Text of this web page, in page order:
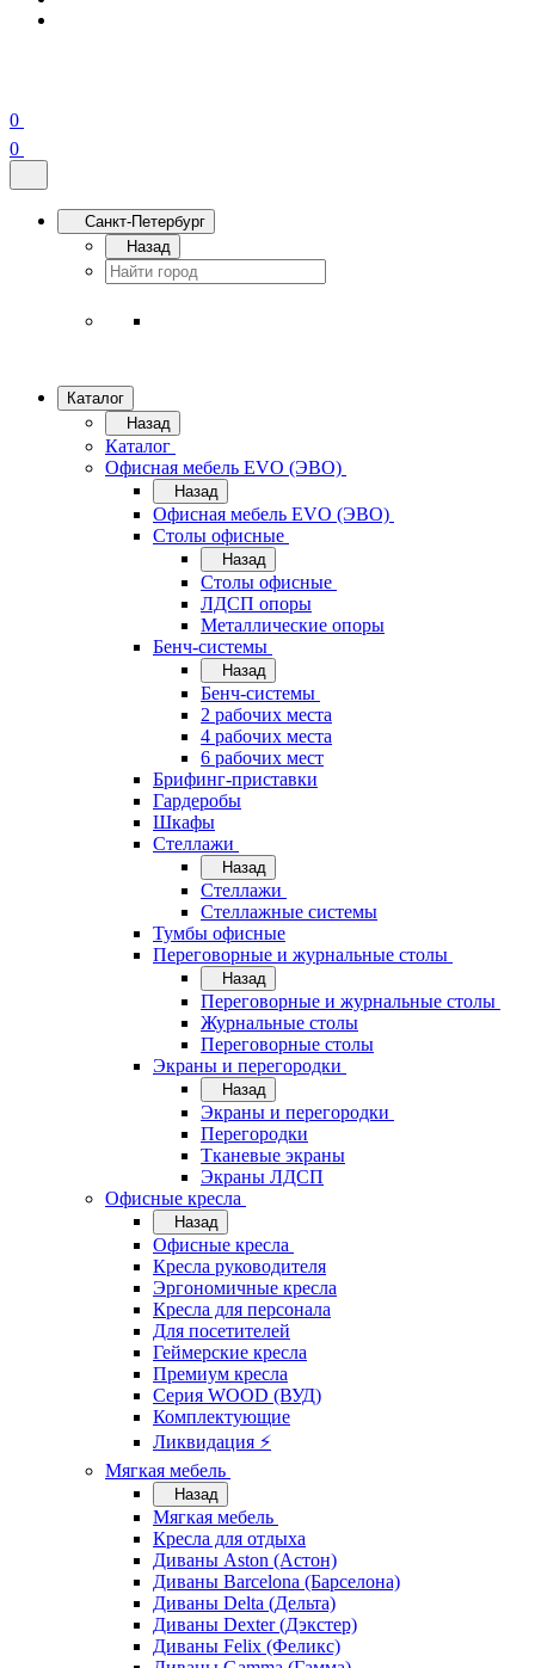
0
0
Санкт-Петербург
Назад
Каталог
Назад
Каталог
Офисная мебель EVO (ЭВО)
Назад
Офисная мебель EVO (ЭВО)
Cтолы офисные
Назад
Cтолы офисные
ЛДСП опоры
Металлические опоры
Бенч-системы
Назад
Бенч-системы
2 рабочих места
4 рабочих места
6 рабочих мест
Брифинг-приставки
Гардеробы
Шкафы
Стеллажи
Назад
Стеллажи
Стеллажные системы
Тумбы офисные
Переговорные и журнальные столы
Назад
Переговорные и журнальные столы
Журнальные столы
Переговорные столы
Экраны и перегородки
Назад
Экраны и перегородки
Перегородки
Тканевые экраны
Экраны ЛДСП
Офисные кресла
Назад
Офисные кресла
Кресла руководителя
Эргономичные кресла
Кресла для персонала
Для посетителей
Геймерские кресла
Премиум кресла
Серия WOOD (ВУД)
Комплектующие
Ликвидация ⚡
Мягкая мебель
Назад
Мягкая мебель
Кресла для отдыха
Диваны Aston (Астон)
Диваны Barcelona (Барселона)
Диваны Delta (Дельта)
Диваны Dexter (Дэкстер)
Диваны Felix (Феликс)